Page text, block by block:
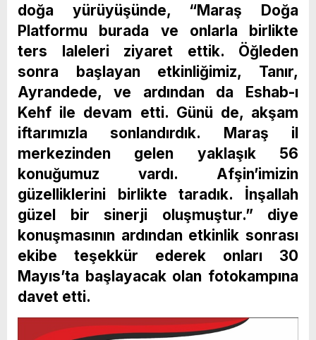
doğa yürüyüşünde, “Maraş Doğa
Platformu burada ve onlarla birlikte
ters laleleri ziyaret ettik. Öğleden
sonra başlayan etkinliğimiz, Tanır,
Ayrandede, ve ardından da Eshab-ı
Kehf ile devam etti. Günü de, akşam
iftarımızla sonlandırdık. Maraş il
merkezinden gelen yaklaşık 56
konuğumuz vardı. Afşin’imizin
güzelliklerini birlikte taradık. İnşallah
güzel bir sinerji oluşmuştur.” diye
konuşmasının ardından etkinlik sonrası
ekibe teşekkür ederek onları 30
Mayıs’ta başlayacak olan fotokampına
davet etti.